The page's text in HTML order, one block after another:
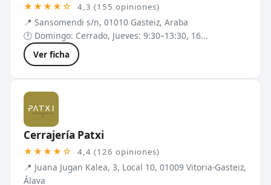
★★★★☆ 4,3 (155 opiniones)
📍 Sansomendi s/n, 01010 Gasteiz, Araba
🕐 Domingo: Cerrado, Jueves: 9:30–13:30, 16...
Ver ficha
Cerrajería Patxi
★★★★☆ 4,4 (126 opiniones)
📍 Juana Jugan Kalea, 3, Local 10, 01009 Vitoria-Gasteiz,
Álava